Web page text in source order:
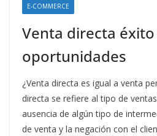
E-COMMERCE
Venta directa
oportunidades
¿Venta directa es igual a venta
directa se refiere al tipo de
ausencia de algún tipo de
de venta y la negación con el